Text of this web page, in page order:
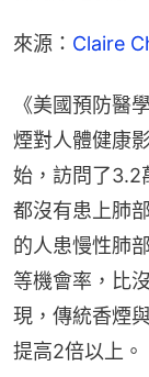
來源： Claire
《美國預防醫
煙對人體健康
始，訪問了3.2
都沒有患上肺
的人患慢性肺
等機會率，比
現，傳統香煙
提高2倍以上。